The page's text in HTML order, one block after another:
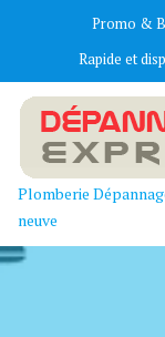
Promo &
Rapide et
Plomberie
neuve